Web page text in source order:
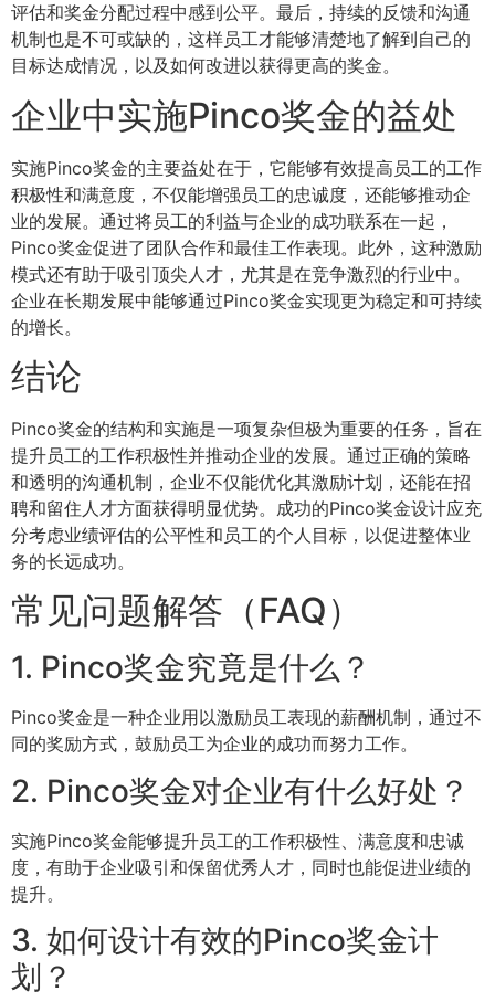
评估和奖金分配过程中感到公平。最后，持续的反馈和沟通
机制也是不可或缺的，这样员工才能够清楚地了解到自己的
目标达成情况，以及如何改进以获得更高的奖金。
企业中实施Pinco奖金的益处
实施Pinco奖金的主要益处在于，它能够有效提高员工的工作
积极性和满意度，不仅能增强员工的忠诚度，还能够推动企
业的发展。通过将员工的利益与企业的成功联系在一起，
Pinco奖金促进了团队合作和最佳工作表现。此外，这种激励
模式还有助于吸引顶尖人才，尤其是在竞争激烈的行业中。
企业在长期发展中能够通过Pinco奖金实现更为稳定和可持续
的增长。
结论
Pinco奖金的结构和实施是一项复杂但极为重要的任务，旨在
提升员工的工作积极性并推动企业的发展。通过正确的策略
和透明的沟通机制，企业不仅能优化其激励计划，还能在招
聘和留住人才方面获得明显优势。成功的Pinco奖金设计应充
分考虑业绩评估的公平性和员工的个人目标，以促进整体业
务的长远成功。
常见问题解答（FAQ）
1. Pinco奖金究竟是什么？
Pinco奖金是一种企业用以激励员工表现的薪酬机制，通过不
同的奖励方式，鼓励员工为企业的成功而努力工作。
2. Pinco奖金对企业有什么好处？
实施Pinco奖金能够提升员工的工作积极性、满意度和忠诚
度，有助于企业吸引和保留优秀人才，同时也能促进业绩的
提升。
3. 如何设计有效的Pinco奖金计
划？